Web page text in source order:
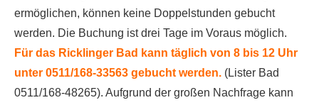
ermöglichen, können keine Doppelstunden gebucht
werden. Die Buchung ist drei Tage im Voraus möglich.
Für das Ricklinger Bad kann täglich von 8 bis 12 Uhr
unter 0511/168-33563 gebucht werden. (Lister Bad
0511/168-48265). Aufgrund der großen Nachfrage kann